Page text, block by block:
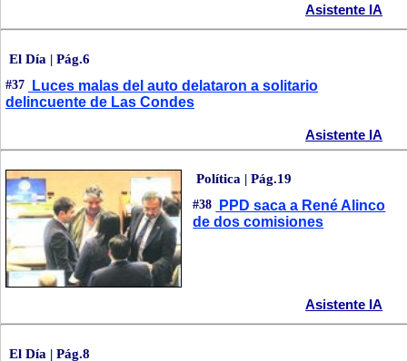
Asistente IA
El Día | Pág.6
#37
Luces malas del auto delataron a solitario
delincuente de Las Condes
Asistente IA
Política | Pág.19
#38
PPD saca a René Alinco
de dos comisiones
Asistente IA
El Día | Pág.8